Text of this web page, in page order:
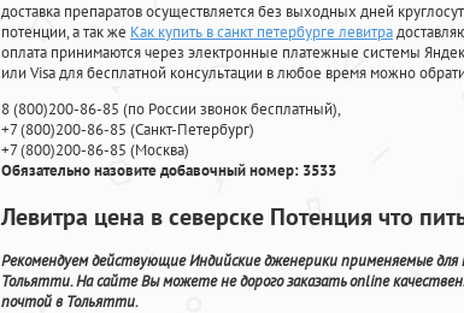
доставка препаратов осуществляется без выходных дней
потенции, а так же Как купить в санкт петербурге левитра
оплата принимаются через электронные платежные системы
или Visa для бесплатной консультации в любое время можно
8(800)200-86-85 (по России звонок бесплатный),
+7(800)200-86-85 (Санкт-Петербург)
+7(800)200-86-85 (Москва)
Обязательно назовите добавочный номер: 3533
Левитра цена в северске Потенция что
Рекомендуем действующие Индийские дженерики применяемые
Тольятти. На сайте Вы можете не дорого заказать online
почтой в Тольятти.